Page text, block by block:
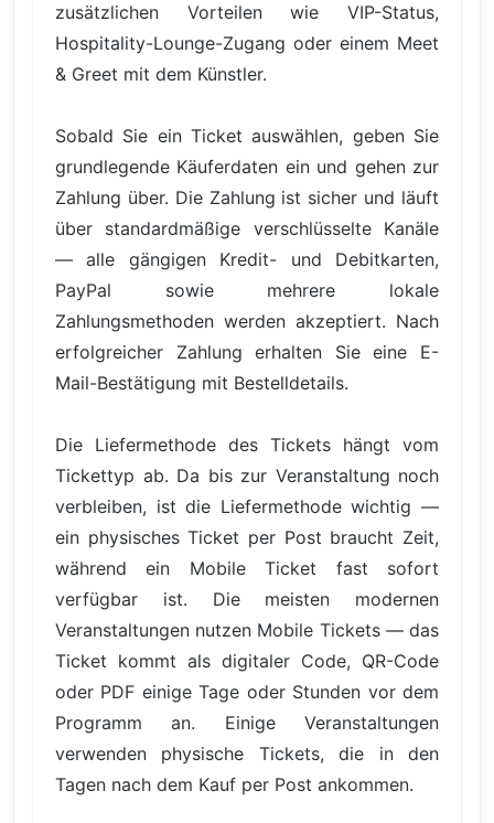
zusätzlichen Vorteilen wie VIP-Status,
Hospitality-Lounge-Zugang oder einem Meet
& Greet mit dem Künstler.
Sobald Sie ein Ticket auswählen, geben Sie
grundlegende Käuferdaten ein und gehen zur
Zahlung über. Die Zahlung ist sicher und läuft
über standardmäßige verschlüsselte Kanäle
— alle gängigen Kredit- und Debitkarten,
PayPal sowie mehrere lokale
Zahlungsmethoden werden akzeptiert. Nach
erfolgreicher Zahlung erhalten Sie eine E-
Mail-Bestätigung mit Bestelldetails.
Die Liefermethode des Tickets hängt vom
Tickettyp ab. Da bis zur Veranstaltung noch
verbleiben, ist die Liefermethode wichtig —
ein physisches Ticket per Post braucht Zeit,
während ein Mobile Ticket fast sofort
verfügbar ist. Die meisten modernen
Veranstaltungen nutzen Mobile Tickets — das
Ticket kommt als digitaler Code, QR-Code
oder PDF einige Tage oder Stunden vor dem
Programm an. Einige Veranstaltungen
verwenden physische Tickets, die in den
Tagen nach dem Kauf per Post ankommen.